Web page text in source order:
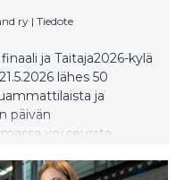
ry | Tiedote
ja Taitaja2026-kylä
lähes 50
ja
päivän
voi seurata,
ja